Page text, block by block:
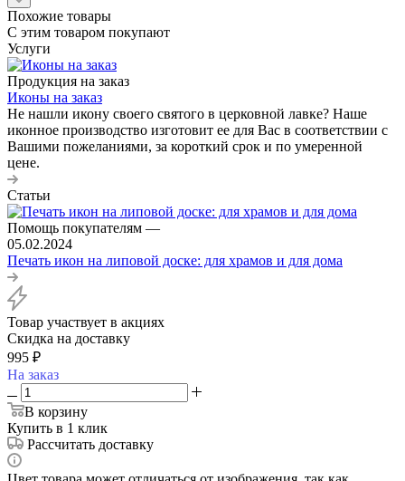
Похожие товары
С этим товаром покупают
Услуги
Продукция на заказ
Иконы на заказ
Не нашли икону своего святого в церковной лавке? Наше
иконное производство изготовит ее для Вас в соответствии с
Вашими пожеланиями, за короткий срок и по умеренной
цене.
Статьи
Помощь покупателям —
05.02.2024
Печать икон на липовой доске: для храмов и для дома
Товар участвует в акциях
Скидка на доставку
995 ₽
На заказ
В корзину
Купить в 1 клик
Рассчитать доставку